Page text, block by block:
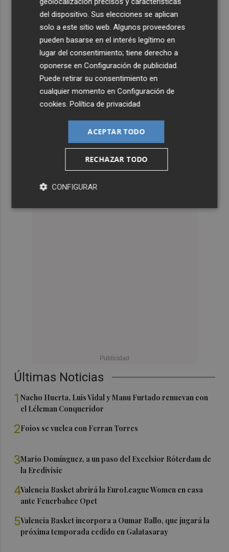
Últimas Noticias
1Nacho Huerta, Luis Vidal y Manu Furtado renuevan con
el Léleman Conqueridor
2Foios se vuelca con Ferran Torres
3Mario Domínguez, a un paso del Excelsior Róterdam de
la Eredivisie
4Valencia Basket abrirá la EuroLeague Women en casa
ante Fenerbahce Opet
5Valencia Basket incorpora a Oumar Ballo, que jugará la
próxima temporada cedido en Galatasaray
del dispositivo. Sus elecciones se aplican
solo a este sitio web. Algunos proveedores
pueden basarse en el interés legítimo en
lugar del consentimiento; tiene derecho a
oponerse enConfiguración de publicidad
Puede retirar su consentimiento en
cualquier momento enConfiguración de
cookies .Política de privacidad
ACEPTAR TODO
RECHAZAR TODO
CONFIGURAR